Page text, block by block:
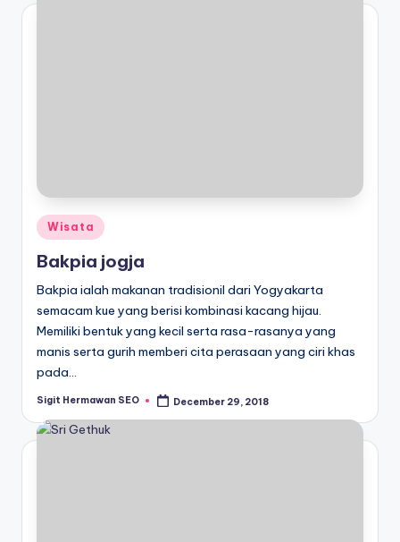
Posted
Wisata
Bakpia jogja
Bakpia ialah makanan tradisionil dari Yogyakarta
semacam kue yang berisi kombinasi kacang hijau.
Memiliki bentuk yang kecil serta rasa-rasanya yang
manis serta gurih memberi cita perasaan yang ciri khas
pada…
Posted
Sigit Hermawan SEO December 29, 2018